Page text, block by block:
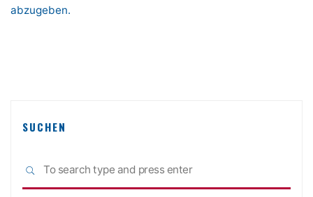
abzugeben.
SUCHEN
SEARCH